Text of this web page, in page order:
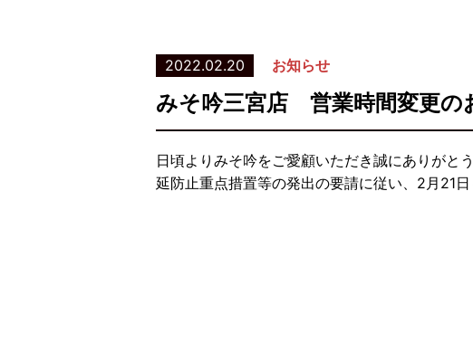
2022.02.20 お知らせ
みそ吟三宮店 営業時間変更の
日頃よりみそ吟をご愛顧いただき誠にありがと
延防止重点措置等の発出の要請に従い、2月21